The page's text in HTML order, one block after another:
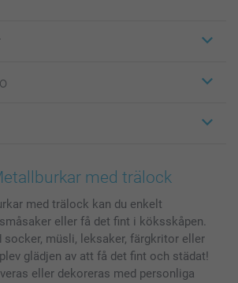
& Fotohäften
Fotoagenda
med trälock
med trälock kan du enkelt
eller få det fint i köksskåpen.
socker, müsli, leksaker, färgkritor eller
glädjen av att få det fint och städat!
eller dekoreras med personliga